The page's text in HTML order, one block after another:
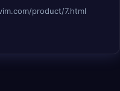
product/7.html